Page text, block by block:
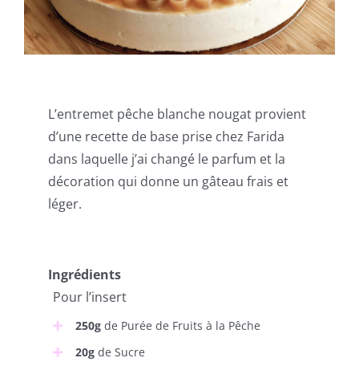
L’entremet pêche blanche nougat provient
d’une recette de base prise chez Farida
dans laquelle j’ai changé le parfum et la
décoration qui donne un gâteau frais et
léger.
Ingrédients
Pour l’insert
250gde Purée de Fruits à la Pêche
20gde Sucre